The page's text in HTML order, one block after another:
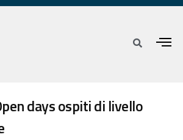
days ospiti di livello